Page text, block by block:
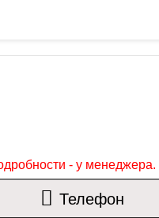
- у менеджера.
Телефон